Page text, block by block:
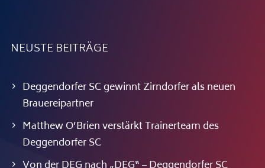
NEUSTE BEITRÄGE
Deggendorfer SC gewinnt Zirndorfer als neuen
Brauereipartner
Matthew O’Brien verstärkt Trainerteam des
Deggendorfer SC